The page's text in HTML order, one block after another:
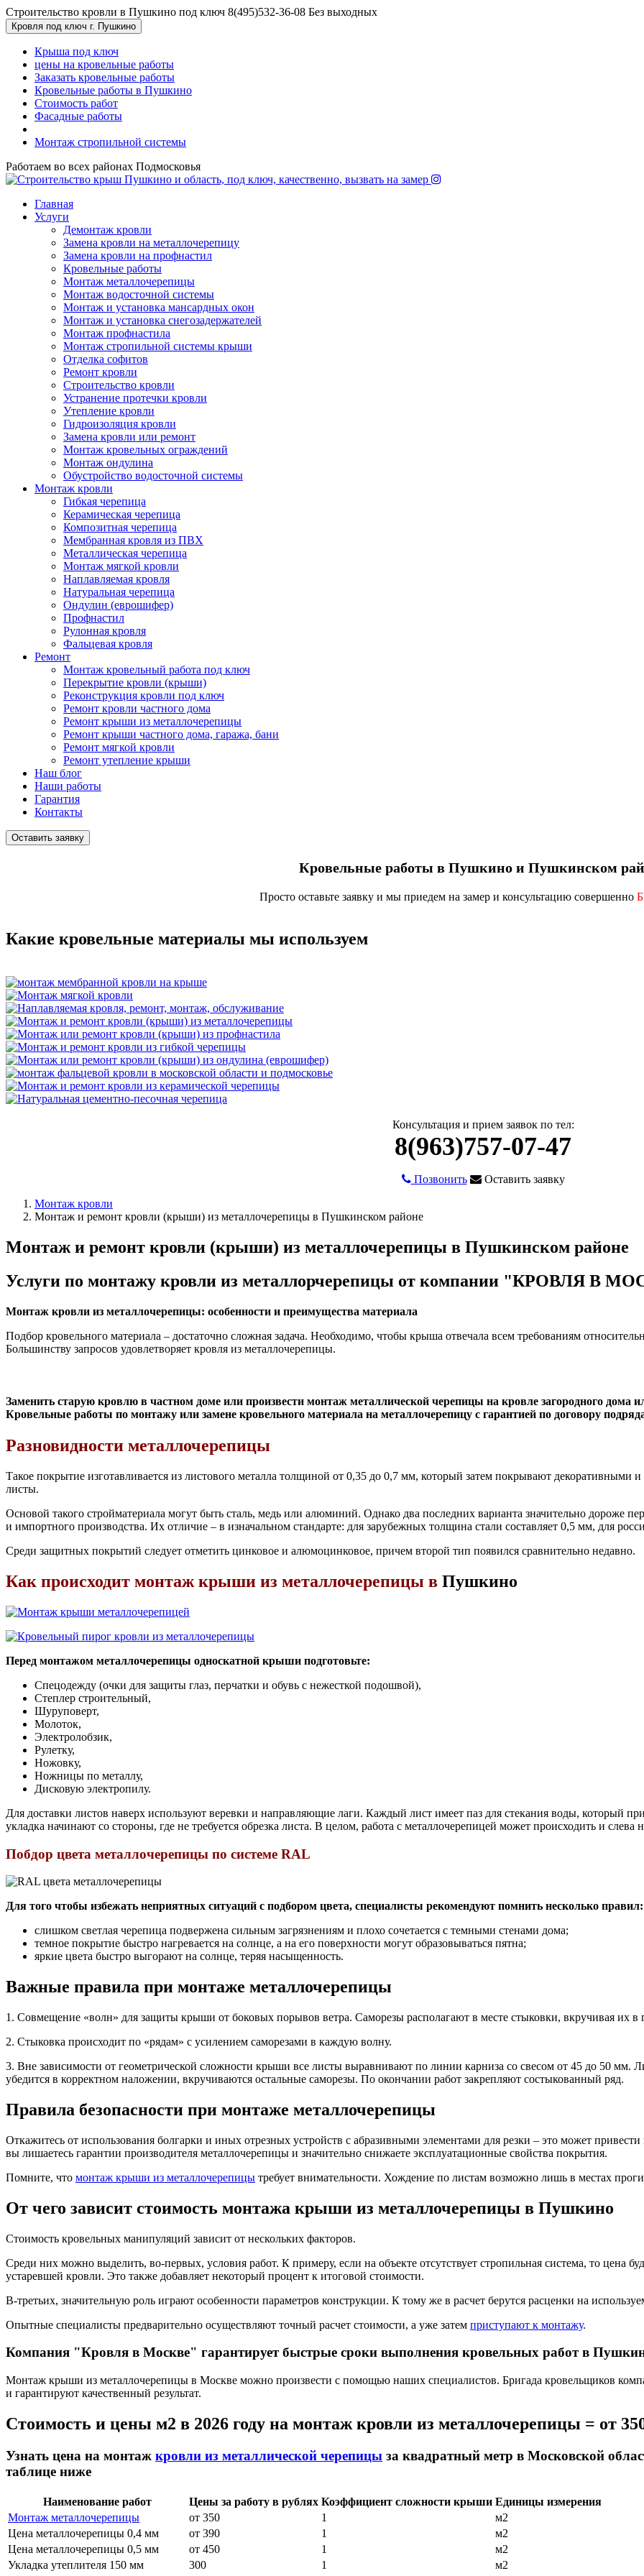
Перейти к основному содержанию
Строительство кровли в Пушкино под ключ 8(495)532-36-08 Без выходных
Кровля под ключ г. Пушкино
Крыша под ключ
цены на кровельные работы
Заказать кровельные работы
Кровельные работы в Пушкино
Стоимость работ
Фасадные работы
Монтаж стропильной системы
Работаем во всех районах Подмосковья
Главная
Услуги
Демонтаж кровли
Замена кровли на металлочерепицу
Замена кровли на профнастил
Кровельные работы
Монтаж металлочерепицы
Монтаж водосточной системы
Монтаж и установка мансардных окон
Монтаж и установка снегозадержателей
Монтаж профнастила
Монтаж стропильной системы крыши
Отделка софитов
Ремонт кровли
Строительство кровли
Устранение протечки кровли
Утепление кровли
Гидроизоляция кровли
Замена кровли или ремонт
Монтаж кровельных ограждений
Монтаж ондулина
Обустройство водосточной системы
Монтаж кровли
Гибкая черепица
Керамическая черепица
Композитная черепица
Мембранная кровля из ПВХ
Металлическая черепица
Монтаж мягкой кровли
Наплавляемая кровля
Натуральная черепица
Ондулин (еврошифер)
Профнастил
Рулонная кровля
Фальцевая кровля
Ремонт
Монтаж кровельный работа под ключ
Перекрытие кровли (крыши)
Реконструкция кровли под ключ
Ремонт кровли частного дома
Ремонт крыши из металлочерепицы
Ремонт крыши частного дома, гаража, бани
Ремонт мягкой кровли
Ремонт утепление крыши
Наш блог
Наши работы
Гарантия
Контакты
Оставить заявку
Кровельные работы в Пушкино и Пушкинском
Просто оставьте заявкуи мы приедем на замер и консультацию совершенно
Какие кровельные материалы мы используем
Консультация и прием заявок по тел:
8(963)757-07-47
Позвонить
Оставить заявку
Монтаж кровли
Монтаж и ремонт кровли (крыши) из металлочерепицы в Пушкинском районе
Монтаж и ремонт кровли (крыши) из металлочерепицы в Пушкинском районе
Услуги по монтажу кровли из металлорчерепицы от компании "КРОВЛЯ В
Монтаж кровли из металлочерепицы: особенности и преимущества материала
Подбор кровельного материала – достаточно сложная задача. Необходимо, чтобы крыша отвечала всем требованиям
Большинству запросов удовлетворяет кровля из металлочерепицы.
Заменить старую кровлю в частном доме или произвести монтаж металлической черепицы на кровле загородного
Кровельные работы по монтажу или замене кровельного материала на металлочерепицу с гарантией по договору
Разновидности металлочерепицы
Такое покрытие изготавливается из листового металла толщиной от 0,35 до 0,7 мм, который затем покрывают декоративными
листы.
Основой такого стройматериала могут быть сталь, медь или алюминий. Однако два последних варианта значительно дороже
и импортного производства. Их отличие – в изначальном стандарте: для зарубежных толщина стали составляет 0,5 мм, для
Среди защитных покрытий следует отметить цинковое и алюмоцинковое, причем второй тип появился сравнительно недавно.
Как происходит монтаж крыши из металлочерепицы в Пушкино
Перед монтажом металлочерепицы односкатной крыши подготовьте:
Спецодежду (очки для защиты глаз, перчатки и обувь с нежесткой подошвой),
Степлер строительный,
Шуруповерт,
Молоток,
Электролобзик,
Рулетку,
Ножовку,
Ножницы по металлу,
Дисковую электропилу.
Для доставки листов наверх используют веревки и направляющие лаги. Каждый лист имеет паз для стекания воды, который
укладка начинают со стороны, где не требуется обрезка листа. В целом, работа с металлочерепицей может происходить и слева
Побдор цвета металлочерепицы по системе RAL
Для того чтобы избежать неприятных ситуаций с подбором цвета, специалисты рекомендуют помнить несколько правил:
слишком светлая черепица подвержена сильным загрязнениям и плохо сочетается с темными стенами дома;
темное покрытие быстро нагревается на солнце, а на его поверхности могут образовываться пятна;
яркие цвета быстро выгорают на солнце, теряя насыщенность.
Важные правила при монтаже металлочерепицы
1. Совмещение «волн» для защиты крыши от боковых порывов ветра. Саморезы располагают в месте стыковки, вкручивая их
2. Стыковка происходит по «рядам» с усилением саморезами в каждую волну.
3. Вне зависимости от геометрической сложности крыши все листы выравнивают по линии карниза со свесом от 45 до 50 мм.
убедится в корректном наложении, вкручиваются остальные саморезы. По окончании работ закрепляют состыкованный ряд.
Правила безопасности при монтаже металлочерепицы
Откажитесь от использования болгарки и иных отрезных устройств с абразивными элементами для резки – это может
вы лишаетесь гарантии производителя металлочерепицы и значительно снижаете эксплуатационные свойства покрытия.
Помните, что монтаж крыши из металлочерепицы требует внимательности. Хождение по листам возможно лишь в местах
От чего зависит стоимость монтажа крыши из металлочерепицы в Пушкино
Стоимость кровельных манипуляций зависит от нескольких факторов.
Среди них можно выделить, во-первых, условия работ. К примеру, если на объекте отсутствует стропильная система, то цена
устаревшей кровли. Это также добавляет некоторый процент к итоговой стоимости.
В-третьих, значительную роль играют особенности параметров конструкции. К тому же в расчет берутся расценки на
Опытные специалисты предварительно осуществляют точный расчет стоимости, а уже затем приступают к монтажу.
Компания "Кровля в Москве" гарантирует быстрые сроки выполнения кровельных работ в
Монтаж крыши из металлочерепицы в Москве можно произвести с помощью наших специалистов. Бригада кровельщиков
и гарантируют качественный результат.
Стоимость и цены м2 в 2026 году на монтаж кровли из металлочерепицы = от
Узнать цена на монтаж кровли из металлической черепицы за квадратный метр в Московской
таблице ниже
Наименование работ Цены за работу в рублях Коэффициент сложности крыши Единицы измерения
Монтаж металлочерепицы
от 350 1
м2
Цена металлочерепицы 0,4 мм
от 390 1
м2
Цена металлочерепицы 0,5 мм
от 450 1
м2
Укладка утеплителя 150 мм
300 1
м2